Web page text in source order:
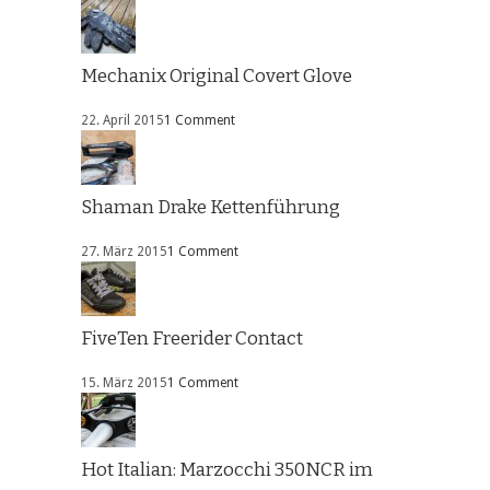
Mechanix Original Covert Glove
22. April 20151 Comment
Shaman Drake Kettenführung
27. März 20151 Comment
FiveTen Freerider Contact
15. März 20151 Comment
Hot Italian: Marzocchi 350NCR im